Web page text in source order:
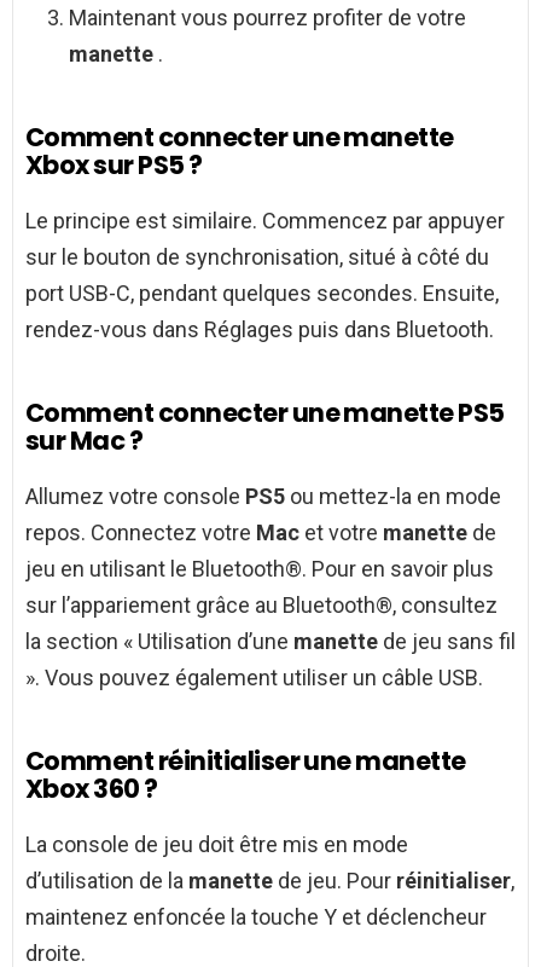
Maintenant vous pourrez profiter de votre
manette .
Comment connecter une manette
Xbox sur PS5 ?
Le principe est similaire. Commencez par appuyer
sur le bouton de synchronisation, situé à côté du
port USB-C, pendant quelques secondes. Ensuite,
rendez-vous dans Réglages puis dans Bluetooth.
Comment connecter une manette PS5
sur Mac ?
Allumez votre console PS5 ou mettez-la en mode
repos. Connectez votre Mac et votre manette de
jeu en utilisant le Bluetooth®. Pour en savoir plus
sur l’appariement grâce au Bluetooth®, consultez
la section « Utilisation d’une manette de jeu sans fil
». Vous pouvez également utiliser un câble USB.
Comment réinitialiser une manette
Xbox 360 ?
La console de jeu doit être mis en mode
d’utilisation de la manette de jeu. Pour réinitialiser,
maintenez enfoncée la touche Y et déclencheur
droite.